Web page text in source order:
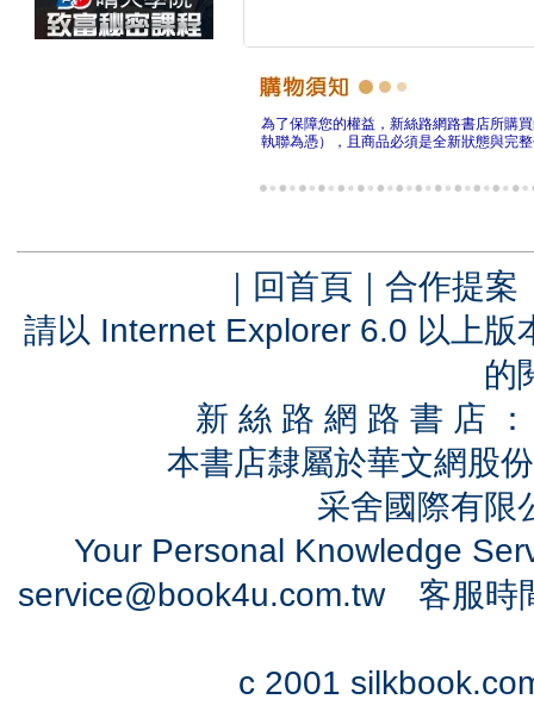
為了保障您的權益，新絲路網路書店所購
執聯為憑），且商品必須是全新狀態與完
｜ 回首頁 ｜ 合作提案
請以 Internet Explorer 6.0 以上
的
新 絲 路 網 路 書 店
本書店隸屬於華文網股
采舍國際有
Your Personal Knowledge
service@book4u.com.tw客服時
c 2001